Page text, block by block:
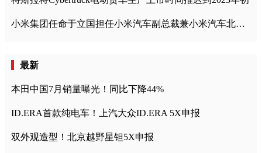
小米集团任命于立国担任小米汽车副总裁兼小米汽车北京总部政委
最新
本田中国7月销量曝光！同比下降44%
ID.ERA首款纯电车！上汽大众ID.ERA 5X申报
双外观造型！北京越野星钽5X申报